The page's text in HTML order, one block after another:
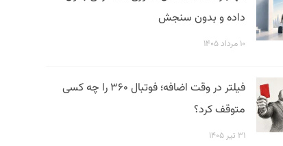
داده و بدون سنجش
۱۰ مرداد ۱۴۰۵
فیلتر در وقت اضافه؛ فوتبال ۳۶۰ را چه کسی
متوقف کرد؟
۳۱ تیر ۱۴۰۵